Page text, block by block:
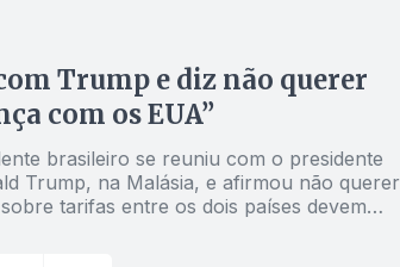
Trump e diz não querer
com os EUA”
brasileiro se reuniu com o presidente
Trump, na Malásia, e afirmou não querer
tarifas entre os dois países devem